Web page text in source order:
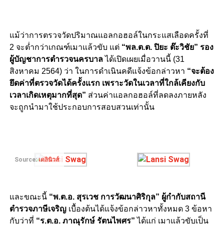
แม้ว่าการตรวจวัดปริมาณแอลกอฮอล์ในกระแสเลือดครั้งที่
2 จะต่ำกว่าเกณฑ์เมาแล้วขับ แต่“พล.ต.ต. ปิยะ ต๊ะวิชัย” รอง
ผู้บัญชาการตำรวจนครบาลได้เปิดเผยเมื่อวานนี้ (31
สิงหาคม 2564) ว่า ในการดำเนินคดีแจ้งข้อกล่าวหา “จะต้อง
ยึดค่าที่ตรวจวัดได้ครั้งแรก เพราะวัดในเวลาที่ใกล้เคียงกับ
เวลาเกิดเหตุมากที่สุด” ส่วนค่าแอลกอฮอล์ที่ลดลงภายหลัง
จะถูกนำมาใช้ประกอบการสอบสวนเท่านั้น
Source:เดลินิวส์
และขณะนี้ “พ.ต.อ. สุรเวช การวัฒนาศิริกุล” ผู้กำกับสถานี
ตำรวจภาษีเจริญเบื้องต้นได้แจ้งข้อกล่าวหาทั้งหมด 3 ข้อหา
กับว่าที่ “ร.ต.อ. ภาณุรักษ์ รัตนไพศร” ได้แก่ เมาแล้วขับเป็น